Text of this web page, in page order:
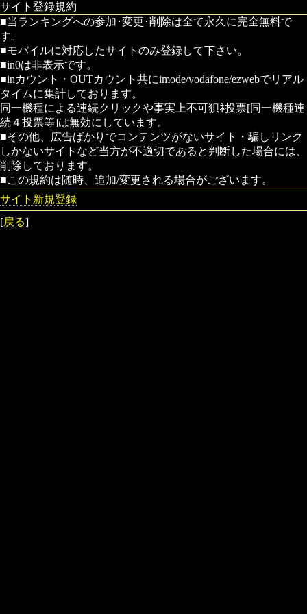
サイト登録規約
■当ランキングへの参加･変更･削除は全て永久に完全無料で
す｡
■モバイルに対応したサイトのみ登録して下さい。
■in0は非表示です。
■inカウント・OUTカウント共にimode/vodafone/ezwebでリアル
タイムに集計しております。
同一機種による連続クリックや事実上不可狽ﾈ投票[同一機種連
続４投票等]は無効にしています。
■その他、広告ばかりでコンテンツがないサイト・騙しリンク
しかないサイトなど当方が不適切であると判断した場合には、
削除しております。
■この規約は随時、追加/変更される場合がございます。
サイト新規登録
[戻る]